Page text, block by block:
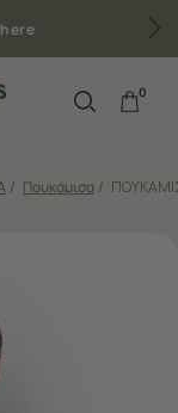
0
/ Πουκάμισα /